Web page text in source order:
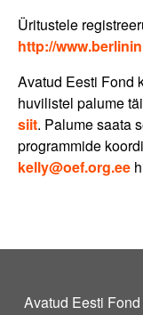
Üritustele
http://
Avatud Eesti Fond
huvilistel palume
siit. Palume saata
programmide
kelly@oef.org.ee
Avatud Eesti